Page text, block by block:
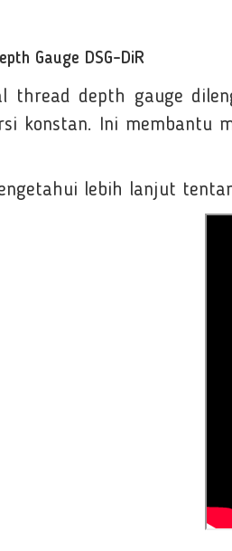
Gauge DSG-DiR
thread depth gauge
konstan. Ini membantu
lebih lanjut